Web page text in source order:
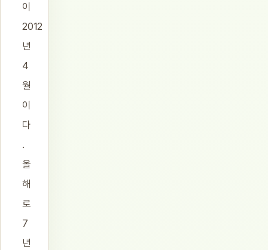
이
2012
년
4
월
이
다
.
올
해
로
7
년